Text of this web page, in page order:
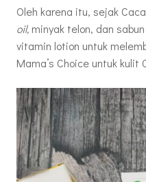
Oleh karena itu, sejak
oil, minyak telon, dan
vitamin lotion untuk
Mama’s Choice untuk